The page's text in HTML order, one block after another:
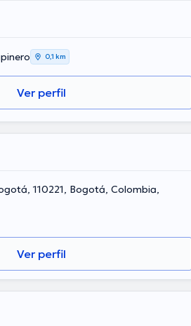
0,1 km
Ver perfil
110221, Bogotá, Colombia,
Ver perfil